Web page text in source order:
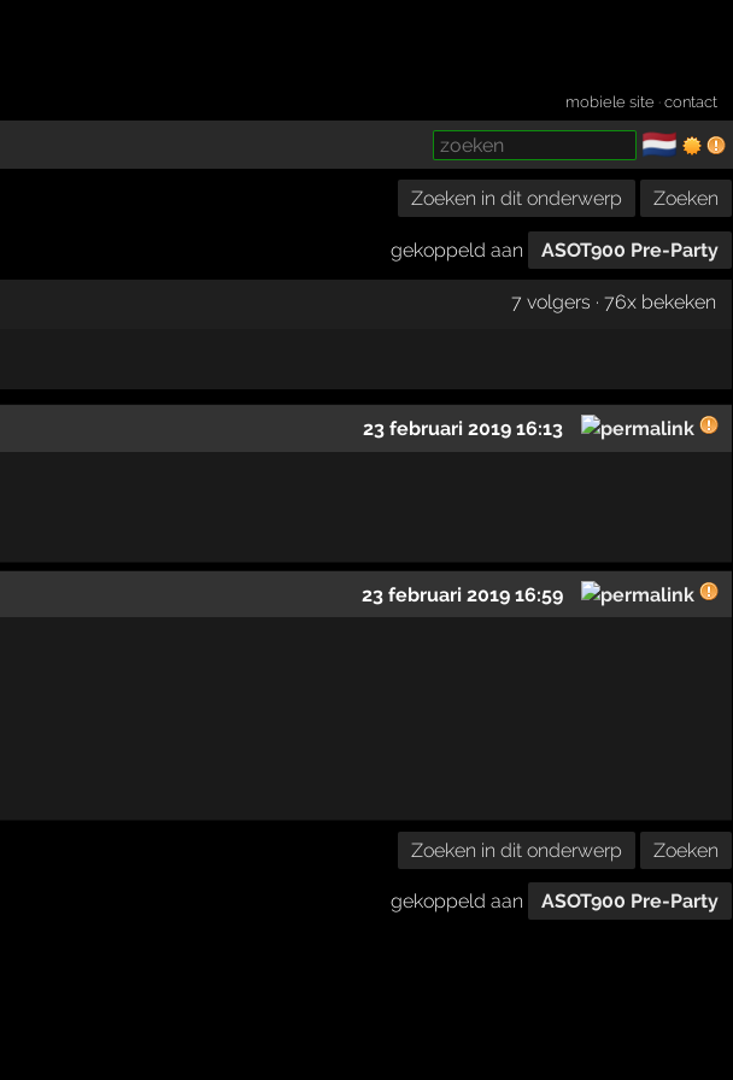
mobiele site ·contact
🇳🇱
Zoeken in dit onderwerp Zoeken
gekoppeld aan ASOT900 Pre-Party
7 volgers · 76x bekeken
23 februari 2019 16:13
23 februari 2019 16:59
Zoeken in dit onderwerp Zoeken
gekoppeld aan ASOT900 Pre-Party